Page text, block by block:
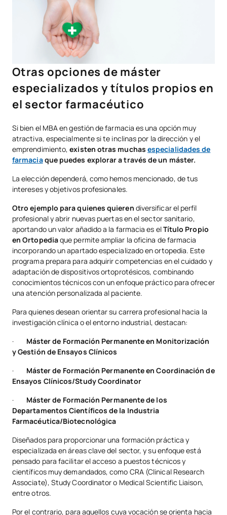
Otras opciones de máster
especializados y títulos propios en
el sector farmacéutico
Si bien el MBA en gestión de farmacia es una opción muy
atractiva, especialmente si te inclinas por la dirección y el
emprendimiento,existen otras muchas especialidades de
farmaciaque puedes explorar a través de un máster.
La elección dependerá, como hemos mencionado, de tus
intereses y objetivos profesionales.
Otro ejemplo para quienes quieren diversificar el perfil
profesional y abrir nuevas puertas en el sector sanitario,
aportando un valor añadido a la farmacia es elTítulo Propio
en Ortopediaque permite ampliar la oficina de farmacia
incorporando un apartado especializado en ortopedia. Este
programa prepara para adquirir competencias en el cuidado y
adaptación de dispositivos ortoprotésicos, combinando
conocimientos técnicos con un enfoque práctico para ofrecer
una atención personalizada al paciente.
Para quienes desean orientar su carrera profesional hacia la
investigación clínica o el entorno industrial, destacan:
· Máster de Formación Permanente en Monitorización
y Gestión de Ensayos Clínicos
· Máster de Formación Permanente en Coordinación de
Ensayos Clínicos/Study Coordinator
· Máster de Formación Permanente de los
Departamentos Científicos de la Industria
Farmacéutica/Biotecnológica
Diseñados para proporcionar una formación práctica y
especializada en áreas clave del sector, y su enfoque está
pensado para facilitar el acceso a puestos técnicos y
científicos muy demandados, como CRA (Clinical Research
Associate), Study Coordinator o Medical Scientific Liaison,
entre otros.
Por el contrario, para aquellos cuya vocación se orienta hacia